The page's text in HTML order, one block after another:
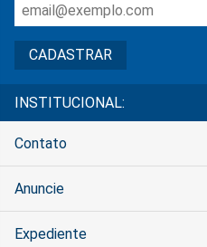
INSTITUCIONAL:
Contato
Anuncie
Expediente